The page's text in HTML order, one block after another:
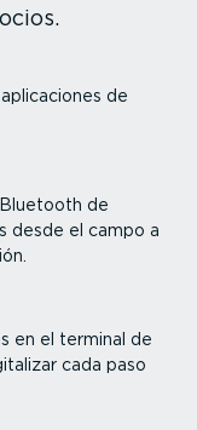
de
de
desde el campo a
en el terminal de
cada paso